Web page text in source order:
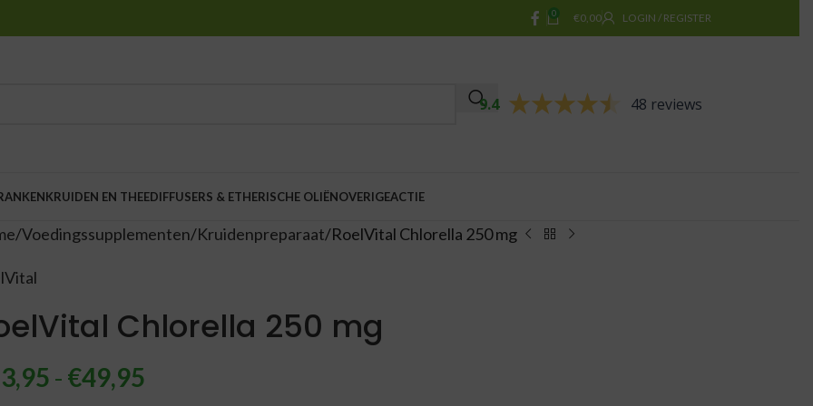
0 €0,00 LOGIN / REGISTER
9.4 48 reviews
KRUIDEN EN THEEDIFFUSERS & ETHERISCHE OLIËNOVERIGEACTIE
Voedingssupplementen Kruidenpreparaat RoelVital Chlorella 250 mg
Chlorella 250 mg
- €49,95